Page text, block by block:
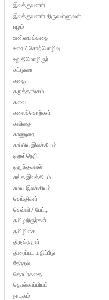
இலக்குவனார்
இலக்குவனார் திருவள்ளுவன்
ஈழம்
உண்மைக்கதை
உரை / சொற்பொழிவு
உறுதிமொழிஞர்
கட்டுரை
கதை
கருத்தரங்கம்
கலை
கலைச்சொற்கள்
கவிதை
காணுரை
காப்பிய இலக்கியம்
குறள்நெறி
குறுந்தகவல்
சங்க இலக்கியம்
சமய இலக்கியம்
செய்திகள்
செவ்வி / பேட்டி
தமிழறிஞர்கள்
தமிழிசை
திருக்குறள்
திரைப்பட மதிப்பீடு
தேர்தல்
தொடர்கதை
தொல்காப்பியம்
நாடகம்